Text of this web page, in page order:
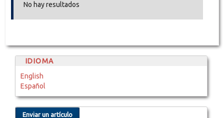
No hay resultados
IDIOMA
English
Español
Enviar un artículo